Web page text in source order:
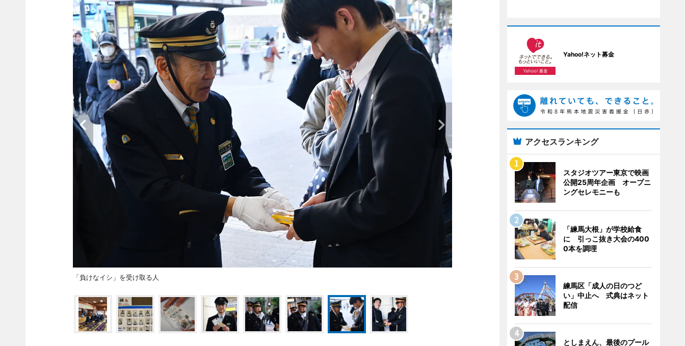
「負けなイシ」を受け取る人
Yahoo!ネット募金
アクセスランキング
スタジオツアー東京で映画
公開25周年企画 オープニ
ングセレモニーも
「練馬大根」が学校給食
に 引っこ抜き大会の400
0本を調理
練馬区「成人の日のつど
い」中止へ 式典はネット
配信
としまえん、最後のプール